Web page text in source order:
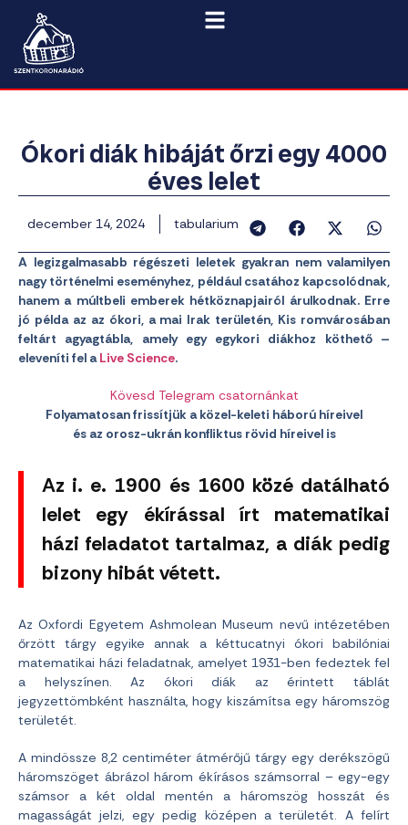
Ókori diák hibáját őrzi egy 4000
éves lelet
december 14, 2024 tabularium
A legizgalmasabb régészeti leletek gyakran nem valamilyen
nagy történelmi eseményhez, például csatához kapcsolódnak,
hanem a múltbeli emberek hétköznapjairól árulkodnak. Erre
jó példa az az ókori, a mai Irak területén, Kis romvárosában
feltárt agyagtábla, amely egy egykori diákhoz köthető –
eleveníti fel aLive Science.
Kövesd Telegram csatornánkat
Folyamatosan frissítjük a közel-keleti háború híreivel
és az orosz-ukrán konfliktus rövid híreivel is
Az i. e. 1900 és 1600 közé datálható
lelet egy ékírással írt matematikai
házi feladatot tartalmaz, a diák pedig
bizony hibát vétett.
Az Oxfordi Egyetem Ashmolean Museum nevű intézetében
őrzött tárgy egyike annak a kéttucatnyi ókori babilóniai
matematikai házi feladatnak, amelyet 1931-ben fedeztek fel
a helyszínen. Az ókori diák az érintett táblát
jegyzettömbként használta, hogy kiszámítsa egy háromszög
területét.
A mindössze 8,2 centiméter átmérőjű tárgy egy derékszögű
háromszöget ábrázol három ékírásos számsorral – egy-egy
számsor a két oldal mentén a háromszög hosszát és
magasságát jelzi, egy pedig középen a területét. A felírt